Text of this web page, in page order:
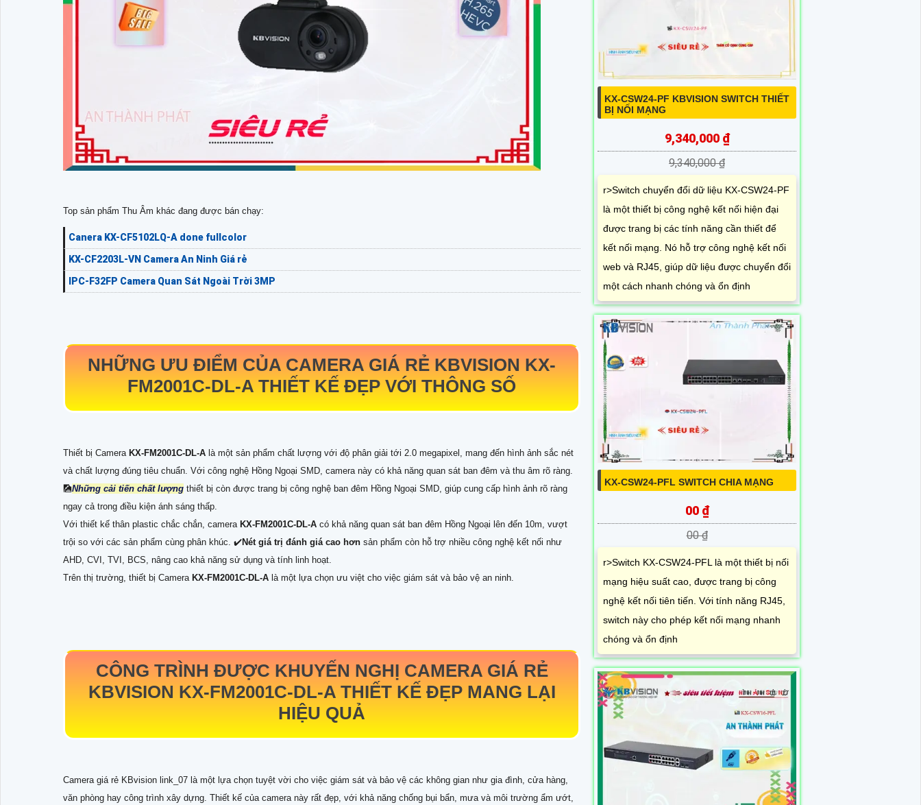
Top sản phẩm Thu Âm khác đang được bán chạy:
Canera KX-CF5102LQ-A done fullcolor
KX-CF2203L-VN Camera An Ninh Giá rẻ
IPC-F32FP Camera Quan Sát Ngoài Trời 3MP
NHỮNG ƯU ĐIỂM CỦA CAMERA GIÁ RẺ KBVISION KX-
FM2001C-DL-A THIẾT KẾ ĐẸP VỚI THÔNG SỐ
Thiết bị Camera KX-FM2001C-DL-A là một sản phẩm chất lượng với độ phân giải tới 2.0 megapixel, mang đến hình ảnh sắc nét
và chất lượng đúng tiêu chuẩn. Với công nghệ Hồng Ngoại SMD, camera này có khả năng quan sát ban đêm và thu âm rõ ràng.
🎑Những cải tiến chất lượng thiết bị còn được trang bị công nghệ ban đêm Hồng Ngoại SMD, giúp cung cấp hình ảnh rõ ràng
ngay cả trong điều kiện ánh sáng thấp.
Với thiết kế thân plastic chắc chắn, camera KX-FM2001C-DL-A có khả năng quan sát ban đêm Hồng Ngoại lên đến 10m, vượt
trội so với các sản phẩm cùng phân khúc. ✔️Nét giá trị đánh giá cao hơn sản phẩm còn hỗ trợ nhiều công nghệ kết nối như
AHD, CVI, TVI, BCS, nâng cao khả năng sử dụng và tính linh hoạt.
Trên thị trường, thiết bị Camera KX-FM2001C-DL-A là một lựa chọn ưu việt cho việc giám sát và bảo vệ an ninh.
CÔNG TRÌNH ĐƯỢC KHUYẾN NGHỊ CAMERA GIÁ RẺ
KBVISION KX-FM2001C-DL-A THIẾT KẾ ĐẸP MANG LẠI
HIỆU QUẢ
Camera giá rẻ KBvision link_07 là một lựa chọn tuyệt vời cho việc giám sát và bảo vệ các không gian như gia đình, cửa hàng,
văn phòng hay công trình xây dựng. Thiết kế của camera này rất đẹp, với khả năng chống bụi bẩn, mưa và môi trường ẩm ướt,
KX-CSW24-PF KBVISION SWITCH THIẾT
BỊ NỐI MẠNG
9,340,000 ₫
9,340,000 ₫
r>Switch chuyển đổi dữ liệu KX-CSW24-PF
là một thiết bị công nghệ kết nối hiện đại
được trang bị các tính năng cần thiết để
kết nối mạng. Nó hỗ trợ công nghệ kết nối
web và RJ45, giúp dữ liệu được chuyển đổi
một cách nhanh chóng và ổn định
KX-CSW24-PFL SWITCH CHIA MẠNG
00 ₫
00 ₫
r>Switch KX-CSW24-PFL là một thiết bị nối
mạng hiệu suất cao, được trang bị công
nghệ kết nối tiên tiến. Với tính năng RJ45,
switch này cho phép kết nối mạng nhanh
chóng và ổn định